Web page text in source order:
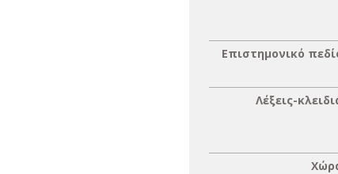
Επιστημονικό
Λέξεις-